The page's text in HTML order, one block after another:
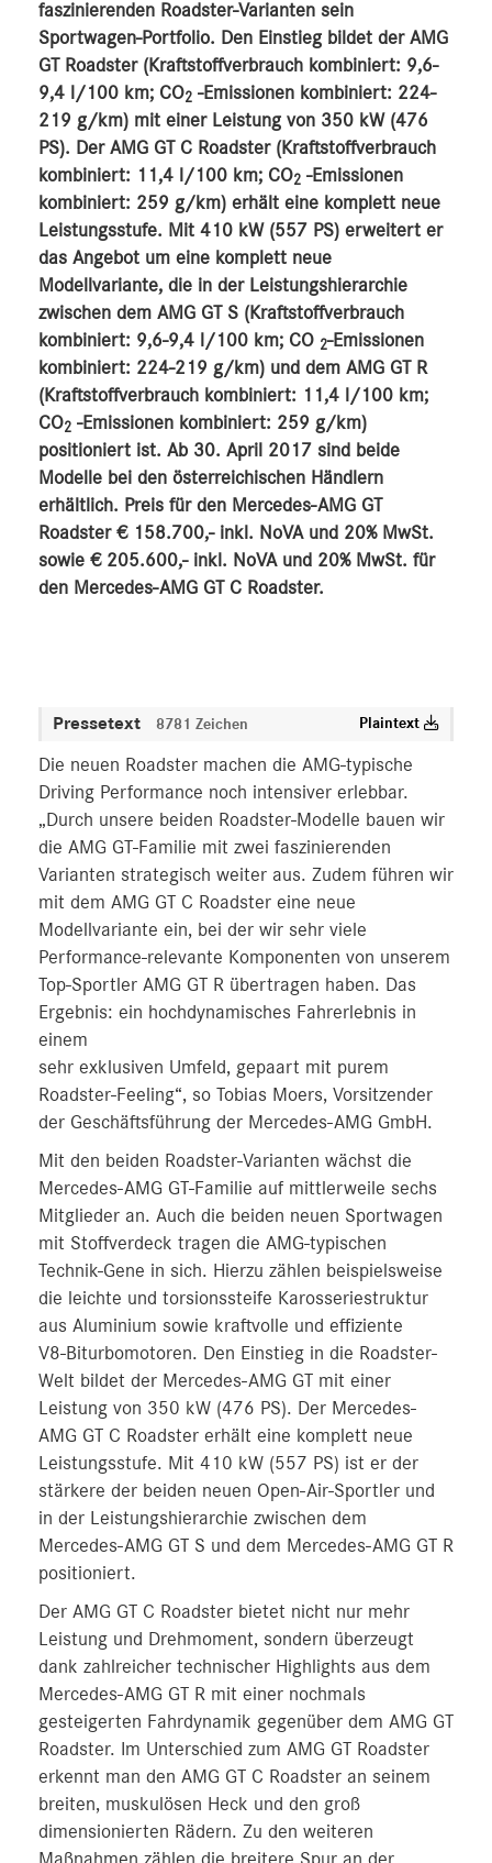
ANSPRECHPARTNER
faszinierenden Roadster-Varianten sein
Sportwagen-Portfolio. Den Einstieg bildet der AMG
GT Roadster (Kraftstoffverbrauch kombiniert: 9,6-
9,4 l/100 km; CO2 -Emissionen kombiniert: 224-
219 g/km) mit einer Leistung von 350 kW (476
PS). Der AMG GT C Roadster (Kraftstoffverbrauch
kombiniert: 11,4 l/100 km; CO2 -Emissionen
kombiniert: 259 g/km) erhält eine komplett neue
Leistungsstufe. Mit 410 kW (557 PS) erweitert er
das Angebot um eine komplett neue
Modellvariante, die in der Leistungshierarchie
zwischen dem AMG GT S (Kraftstoffverbrauch
kombiniert: 9,6-9,4 l/100 km; CO 2-Emissionen
kombiniert: 224-219 g/km) und dem AMG GT R
(Kraftstoffverbrauch kombiniert: 11,4 l/100 km;
CO2 -Emissionen kombiniert: 259 g/km)
positioniert ist. Ab 30. April 2017 sind beide
Modelle bei den österreichischen Händlern
erhältlich. Preis für den Mercedes-AMG GT
Roadster € 158.700,- inkl. NoVA und 20% MwSt.
sowie € 205.600,- inkl. NoVA und 20% MwSt. für
den Mercedes-AMG GT C Roadster.
Pressetext 8781 Zeichen Plaintext
Die neuen Roadster machen die AMG-typische
Driving Performance noch intensiver erlebbar.
„Durch unsere beiden Roadster-Modelle bauen wir
die AMG GT-Familie mit zwei faszinierenden
Varianten strategisch weiter aus. Zudem führen wir
mit dem AMG GT C Roadster eine neue
Modellvariante ein, bei der wir sehr viele
Performance-relevante Komponenten von unserem
Top-Sportler AMG GT R übertragen haben. Das
Ergebnis: ein hochdynamisches Fahrerlebnis in
einem
sehr exklusiven Umfeld, gepaart mit purem
Roadster-Feeling“, so Tobias Moers, Vorsitzender
der Geschäftsführung der Mercedes-AMG GmbH.
Mit den beiden Roadster-Varianten wächst die
Mercedes‑AMG GT‑Familie auf mittlerweile sechs
Mitglieder an. Auch die beiden neuen Sportwagen
mit Stoffverdeck tragen die AMG-typischen
Technik-Gene in sich. Hierzu zählen beispielsweise
die leichte und torsionssteife Karosseriestruktur
aus Aluminium sowie kraftvolle und effiziente
V8‑Biturbomotoren. Den Einstieg in die Roadster-
Welt bildet der Mercedes-AMG GT mit einer
Leistung von 350 kW (476 PS). Der Mercedes-
AMG GT C Roadster erhält eine komplett neue
Leistungsstufe. Mit 410 kW (557 PS) ist er der
stärkere der beiden neuen Open-Air-Sportler und
in der Leistungshierarchie zwischen dem
Mercedes-AMG GT S und dem Mercedes-AMG GT R
positioniert.
Der AMG GT C Roadster bietet nicht nur mehr
Leistung und Drehmoment, sondern überzeugt
dank zahlreicher technischer Highlights aus dem
Mercedes-AMG GT R mit einer nochmals
gesteigerten Fahrdynamik gegenüber dem AMG GT
Roadster. Im Unterschied zum AMG GT Roadster
erkennt man den AMG GT C Roadster an seinem
breiten, muskulösen Heck und den groß
dimensionierten Rädern. Zu den weiteren